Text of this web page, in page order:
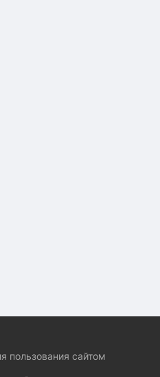
пользования сайтом